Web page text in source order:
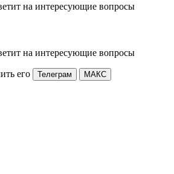
на интересующие вопросы
на интересующие вопросы
его Телеграм МАКС